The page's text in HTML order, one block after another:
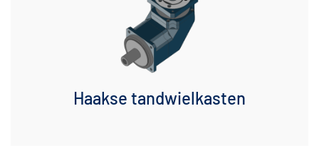
Haakse tandwielkasten